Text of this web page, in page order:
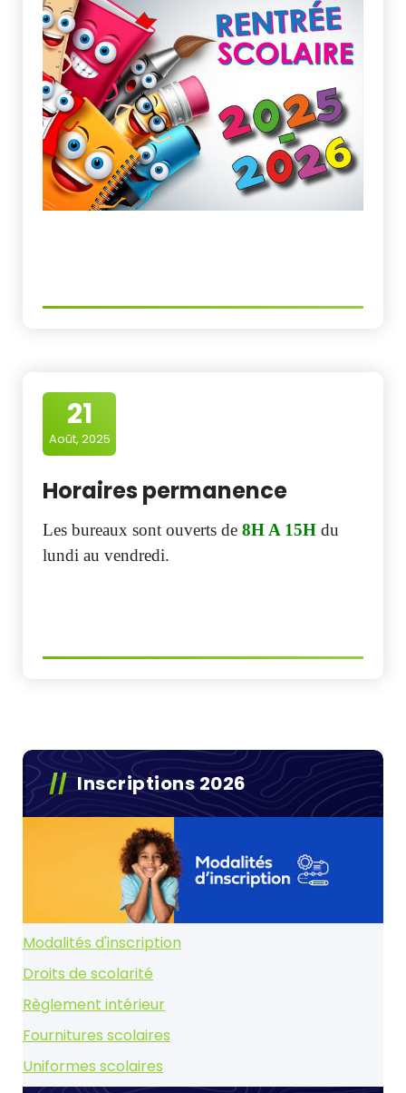
21
Août, 2025
Horaires permanence
Les bureaux sont ouverts de 8H A 15H du
lundi au vendredi.
Inscriptions 2026
Modalités d'inscription
Droits de scolarité
Règlement intérieur
Fournitures scolaires
Uniformes scolaires